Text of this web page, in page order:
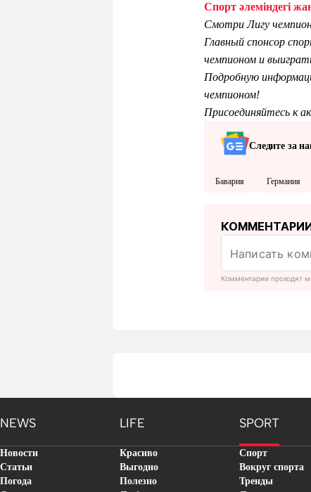
Спорт әлеміндегі
Смотри Лигу
Главный спонсор
чемпионом и
Подробную
чемпионом!
Присоединяйтесь к
Следите за
Бавария Германия
Комментарии проходят
NEWS LIFE SPORT
Новости
Статьи
Погода
Красиво
Выгодно
Полезно
Спорт
Вокруг спорта
Тренды